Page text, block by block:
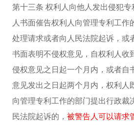
第十三条 权利人向他人发出侵犯
人书面催告权利人向管理专利工作
处理请求或者向人民法院起诉，或
书面表明不侵权意见，自权利人收
侵权意见之日起一个月内，或者自
意见发出之日起两个月内，权利人
向管理专利工作的部门提出行政裁
民法院起诉的， 被警告人可以请求